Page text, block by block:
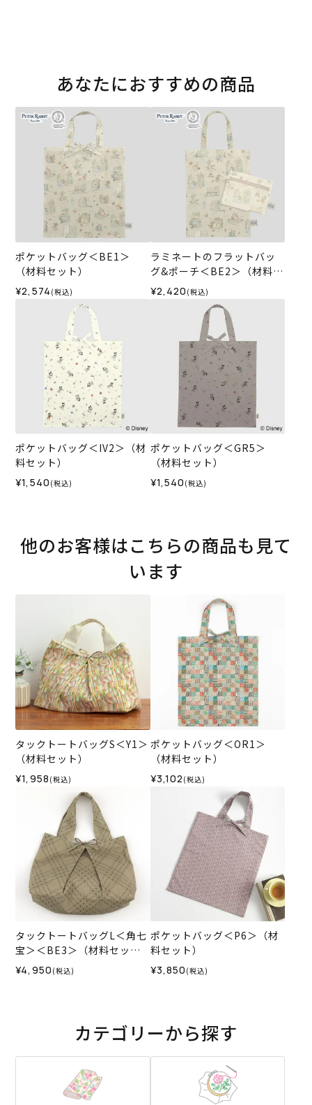
あなたにおすすめの商品
ポケットバッグ＜BE1＞
（材料セット）
¥2,574 (税込)
ラミネートのフラットバッ
グ&ポーチ＜BE2＞（材料セ
ット）
¥2,420 (税込)
ポケットバッグ＜IV2＞（材
料セット）
¥1,540 (税込)
ポケットバッグ＜GR5＞
（材料セット）
¥1,540 (税込)
他のお客様はこちらの商品も見て
います
タックトートバッグS＜Y1＞
（材料セット）
¥1,958 (税込)
ポケットバッグ＜OR1＞
（材料セット）
¥3,102 (税込)
タックトートバッグL＜角七
宝＞＜BE3＞（材料セッ
ト）
¥4,950 (税込)
ポケットバッグ＜P6＞（材
料セット）
¥3,850 (税込)
カテゴリーから探す